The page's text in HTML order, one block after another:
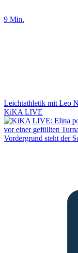
9 Min.
Leichtathletik mit Leo
KiKA LIVE